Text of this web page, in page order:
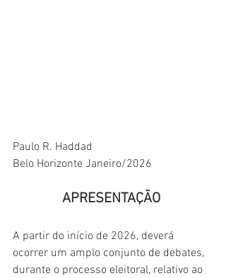
Paulo R. Haddad
Belo Horizonte Janeiro/2026
APRESENTAÇÃO
A partir do início de 2026, deverá
ocorrer um amplo conjunto de debates,
durante o processo eleitoral, relativo ao